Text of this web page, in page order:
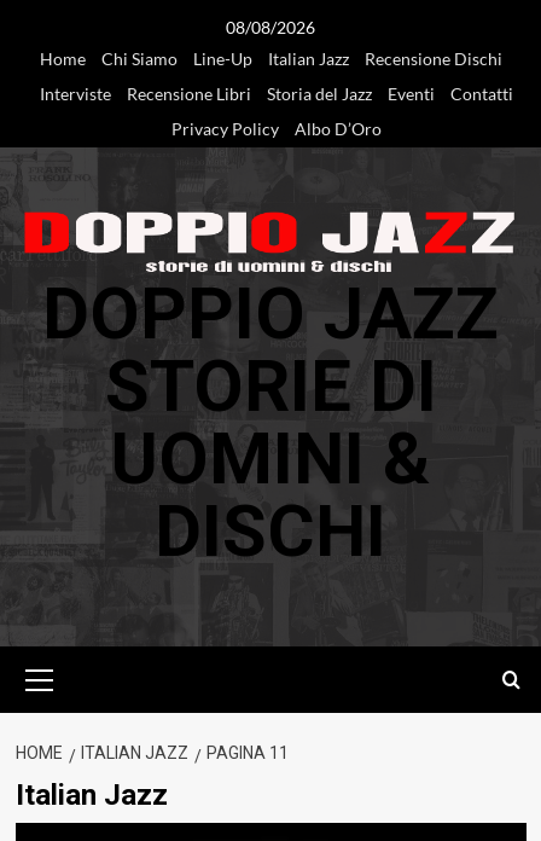
08/08/2026
Home
Chi Siamo Line-Up Italian Jazz
Recensione Dischi
Interviste
Recensione Libri Storia del Jazz Eventi
Contatti
Privacy Policy
Albo D’Oro
DOPPIO JAZZ
STORIE DI
UOMINI &
DISCHI
principale
HOME ITALIAN JAZZ PAGINA 11
Italian Jazz